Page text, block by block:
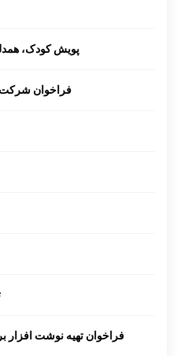
پویش کودک،
فراخوان شرکت
فراخوان تهیه نوشت افزار